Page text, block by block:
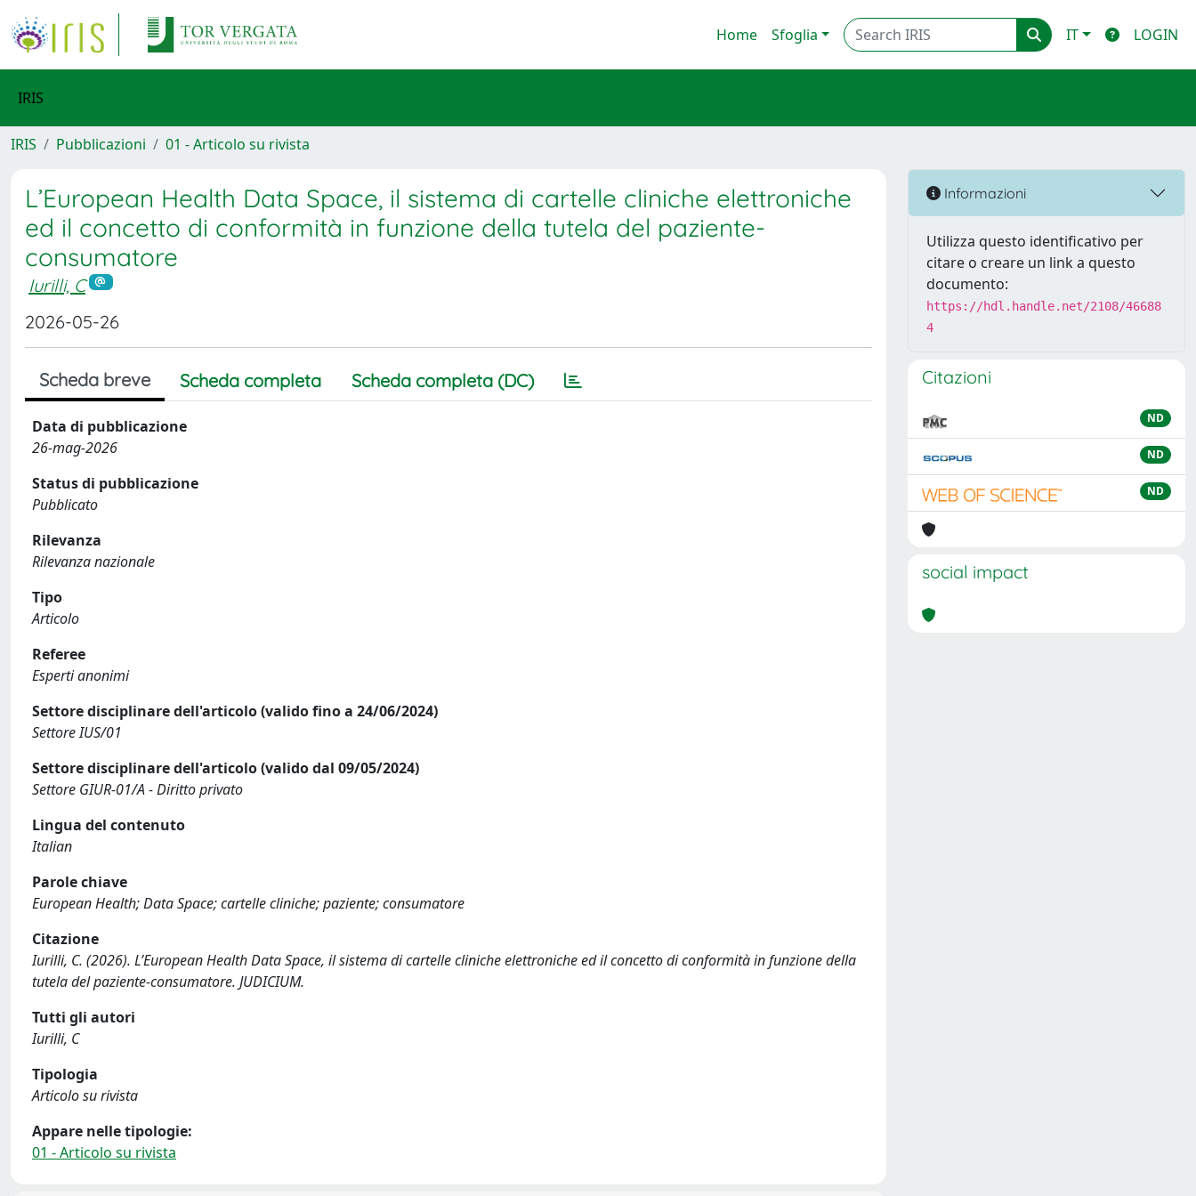
Home Sfoglia IT LOGIN
IRIS
IRIS Pubblicazioni 01 - Articolo su rivista
L’European Health Data Space, il sistema di cartelle cliniche elettroniche
ed il concetto di conformità in funzione della tutela del paziente-
consumatore
Iurilli, C
2026-05-26
Scheda breve Scheda completa Scheda completa (DC)
Data di pubblicazione
26-mag-2026
Status di pubblicazione
Pubblicato
Rilevanza
Rilevanza nazionale
Tipo
Articolo
Referee
Esperti anonimi
Settore disciplinare dell'articolo (valido fino a 24/06/2024)
Settore IUS/01
Settore disciplinare dell'articolo (valido dal 09/05/2024)
Settore GIUR-01/A - Diritto privato
Lingua del contenuto
Italian
Parole chiave
European Health; Data Space; cartelle cliniche; paziente; consumatore
Citazione
Iurilli, C. (2026). L’European Health Data Space, il sistema di cartelle cliniche elettroniche ed il concetto di conformità in funzione della
tutela del paziente-consumatore. JUDICIUM.
Tutti gli autori
Iurilli, C
Tipologia
Articolo su rivista
Appare nelle tipologie:
01 - Articolo su rivista
Informazioni
Utilizza questo identificativo per
citare o creare un link a questo
documento:
https://hdl.handle.net/2108/46688
4
Citazioni
ND
ND
ND
social impact